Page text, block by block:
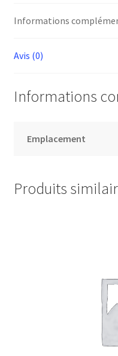
Informations
Avis (0)
Informations
Emplacement
Produits